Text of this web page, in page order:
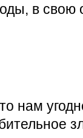
в свою
нам